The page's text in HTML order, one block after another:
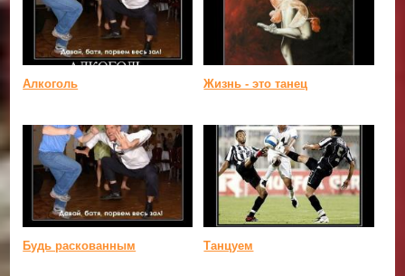
Алкоголь Жизнь - это танец
Будь раскованным Танцуем